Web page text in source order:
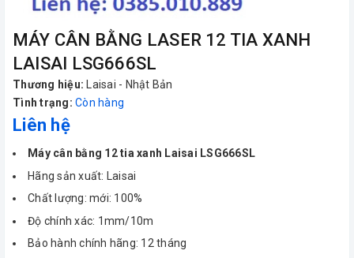
MÁY CÂN BẰNG LASER 12 TIA XANH
LAISAI LSG666SL
Thương hiệu:
Laisai - Nhật Bản
Tình trạng: Còn hàng
Liên hệ
Máy cân bằng 12 tia xanh Laisai LSG666SL
Hãng sản xuất: Laisai
Chất lượng: mới: 100%
Độ chính xác: 1mm/10m
Bảo hành chính hãng: 12 tháng